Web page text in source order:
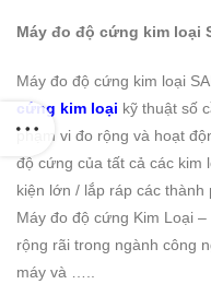
Máy đo độ cứng kim loại
Máy đo độ cứng kim loại
cứng kim loại kỹ thuật số
phạm vi đo rộng và hoạt
độ cứng của tất cả các kim
kiện lớn / lắp ráp các thành
Máy đo độ cứng Kim Loại
rộng rãi trong ngành công
máy và …..